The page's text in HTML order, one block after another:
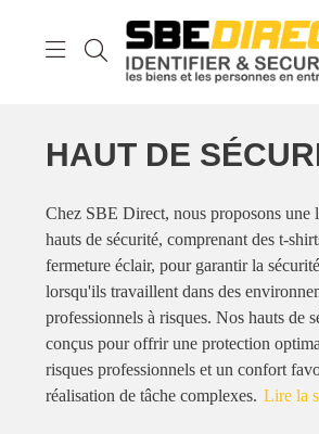
HAUT DE
Chez SBE Direct, nous proposons une
hauts de sécurité, comprenant des t-
fermeture éclair, pour garantir la
lorsqu'ils travaillent dans des
professionnels à risques. Nos hauts de
conçus pour offrir une protection
risques professionnels et un confort
réalisation de tâche complexes. Lire la